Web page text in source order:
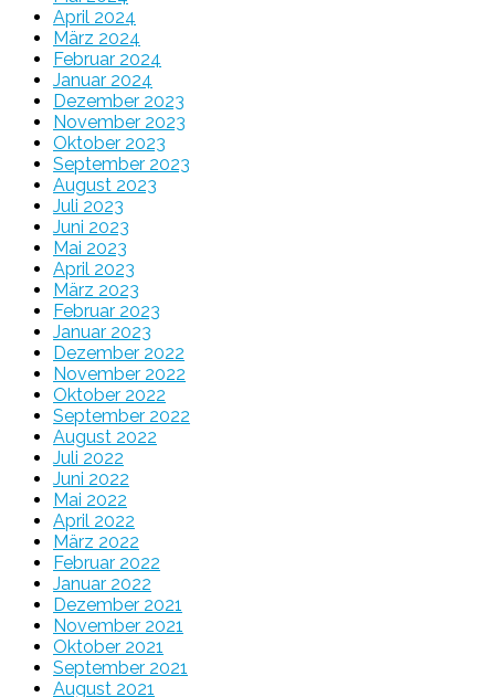
April 2024
März 2024
Februar 2024
Januar 2024
Dezember 2023
November 2023
Oktober 2023
September 2023
August 2023
Juli 2023
Juni 2023
Mai 2023
April 2023
März 2023
Februar 2023
Januar 2023
Dezember 2022
November 2022
Oktober 2022
September 2022
August 2022
Juli 2022
Juni 2022
Mai 2022
April 2022
März 2022
Februar 2022
Januar 2022
Dezember 2021
November 2021
Oktober 2021
September 2021
August 2021